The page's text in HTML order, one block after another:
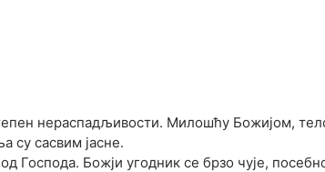
нераспадљивости. Милошћу Божијом, тело
су сасвим јасне.
Господа. Божји угодник се брзо чује,